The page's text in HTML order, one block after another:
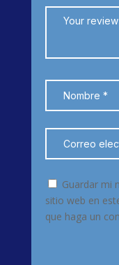
Guardar mi
sitio web en
que haga un